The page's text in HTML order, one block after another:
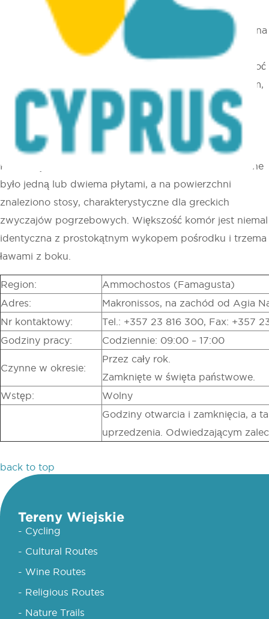
małego sanktuarium i starożytnego kamieniołomu.
Sanktuarium to prosta prostokątna zagroda, zbudowana
z dużych, nieregularnych bloków. Grobowce były
użytkowane w okresie hellenistycznym i rzymskim i choć
przez lata (od 1872 r.) podlegały poważnym grabieżom,
archeolodzy uważają, że zmarłych umieszczano w
glinianych sarkofagach, które pierwotnie pokryte były
trzema płaskimi płytkami.
Prostokątne wejście do grobowca pierwotnie zamykane
było jedną lub dwiema płytami, a na powierzchni
znaleziono stosy, charakterystyczne dla greckich
zwyczajów pogrzebowych. Większość komór jest niemal
identyczna z prostokątnym wykopem pośrodku i trzema
ławami z boku.
Region:
Ammochostos (Famagusta)
Adres:
Makronissos, na zachód od Agia
Nr kontaktowy:
Tel.: +357 23 816 300, Fax: +357
Godziny pracy:
Codziennie: 09:00 – 17:00
Czynne w okresie:
Przez cały rok.
Zamknięte w święta państwowe.
Wstęp:
Wolny
Godziny otwarcia i zamknięcia, a
uprzedzenia. Odwiedzającym
back to top
Tereny Wiejskie
- Cycling
- Cultural Routes
- Wine Routes
- Religious Routes
- Nature Trails